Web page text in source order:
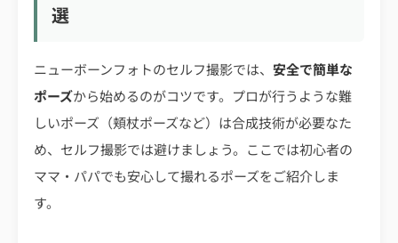
選
ニューボーンフォトのセルフ撮影では、 安全で簡単な
ポーズから始めるのがコツです。プロが行うような難
しいポーズ（頬杖ポーズなど）は合成技術が必要なた
め、セルフ撮影では避けましょう。ここでは初心者の
ママ・パパでも安心して撮れるポーズをご紹介しま
す。